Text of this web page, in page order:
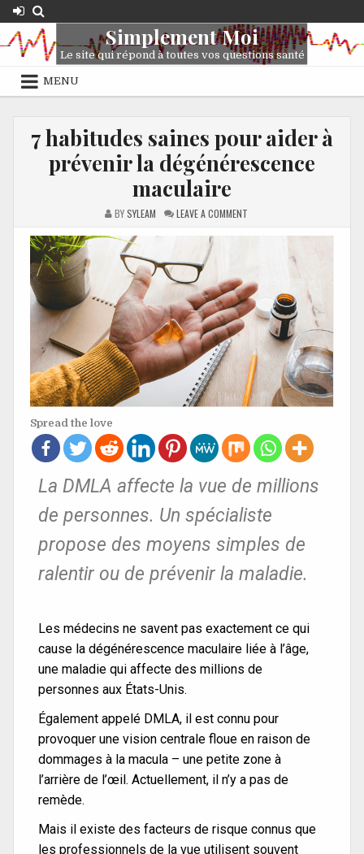
Simplement Moi
Le site qui répond à toutes vos questions santé
MENU
7 habitudes saines pour aider à
prévenir la dégénérescence
maculaire
BYSYLEAM LEAVE A COMMENT
Spread the love
La DMLA affecte la vue de millions
de personnes. Un spécialiste
propose des moyens simples de
ralentir ou de prévenir la maladie.
Les médecins ne savent pas exactement ce qui
cause la dégénérescence maculaire liée à l’âge,
une maladie qui affecte des millions de
personnes aux États-Unis.
Également appelé DMLA, il est connu pour
provoquer une vision centrale floue en raison de
dommages à la macula – une petite zone à
l’arrière de l’œil. Actuellement, il n’y a pas de
remède.
Mais il existe des facteurs de risque connus que
les professionnels de la vue utilisent souvent